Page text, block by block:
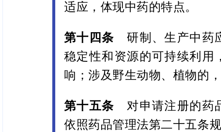
适应，体现中药的特点。
第十四条 研制、生产中药
稳定性和资源的可持续利用
响；涉及野生动物、植物的
第十五条 对申请注册的药
依照药品管理法第二十五条